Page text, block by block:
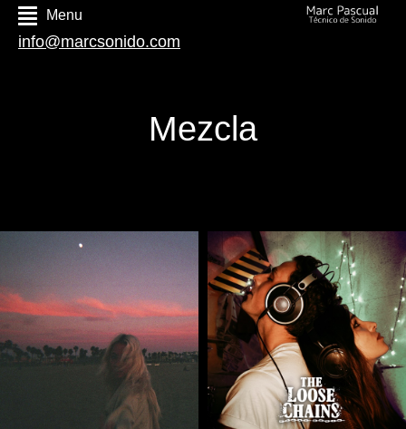
Menu
info@marcsonido.com
Mezcla